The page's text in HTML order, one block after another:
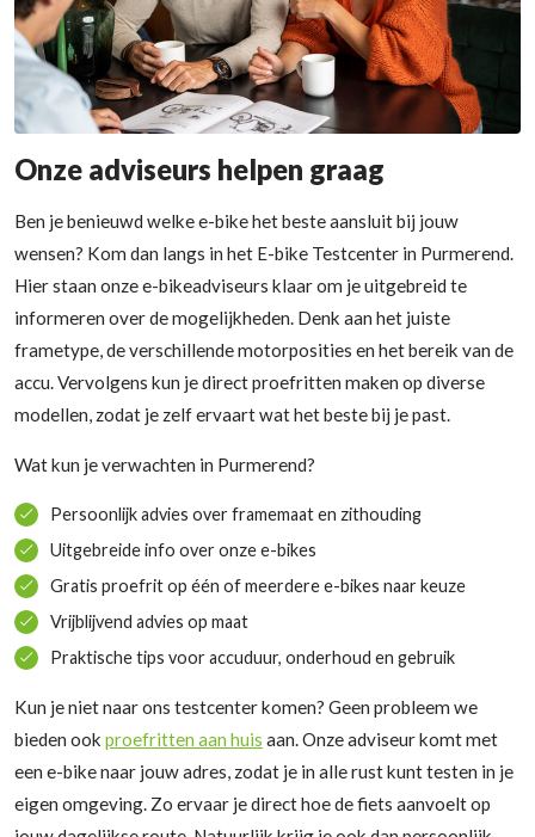
Onze adviseurs helpen graag
Ben je benieuwd welke e-bike het beste aansluit bij jouw
wensen? Kom dan langs in het E-bike Testcenter in Purmerend.
Hier staan onze e-bikeadviseurs klaar om je uitgebreid te
informeren over de mogelijkheden. Denk aan het juiste
frametype, de verschillende motorposities en het bereik van de
accu. Vervolgens kun je direct proefritten maken op diverse
modellen, zodat je zelf ervaart wat het beste bij je past.
Wat kun je verwachten in Purmerend?
Persoonlijk advies over framemaat en zithouding
Uitgebreide info over onze e-bikes
Gratis proefrit op één of meerdere e-bikes naar keuze
Vrijblijvend advies op maat
Praktische tips voor accuduur, onderhoud en gebruik
Kun je niet naar ons testcenter komen? Geen probleem we
bieden ook proefritten aan huis aan. Onze adviseur komt met
een e-bike naar jouw adres, zodat je in alle rust kunt testen in je
eigen omgeving. Zo ervaar je direct hoe de fiets aanvoelt op